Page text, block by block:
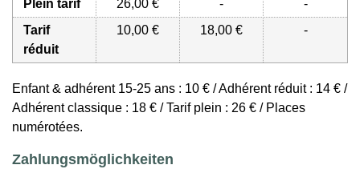
Plein tarif
26,00 € -
-
Tarif
réduit
10,00 € 18,00 € -
Enfant & adhérent 15-25 ans : 10 € / Adhérent réduit : 14 € /
Adhérent classique : 18 € / Tarif plein : 26 € / Places
numérotées.
Zahlungsmöglichkeiten